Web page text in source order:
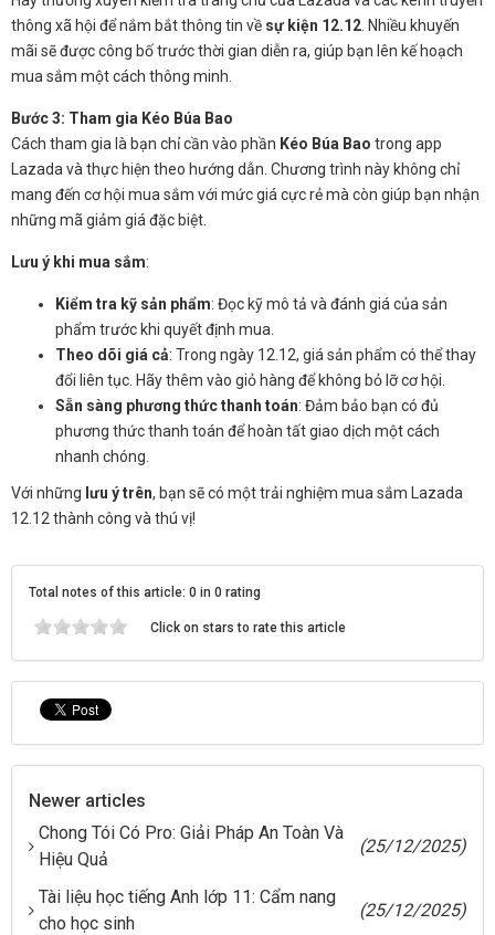
thông xã hội để nắm bắt thông tin về sự kiện 12.12 . Nhiều khuyến
mãi sẽ được công bố trước thời gian diễn ra, giúp bạn lên kế hoạch
mua sắm một cách thông minh.
Bước 3: Tham gia Kéo Búa Bao
Cách tham gia là bạn chỉ cần vào phần Kéo Búa Bao trong app
Lazada và thực hiện theo hướng dẫn. Chương trình này không chỉ
mang đến cơ hội mua sắm với mức giá cực rẻ mà còn giúp bạn nhận
những mã giảm giá đặc biệt.
Lưu ý khi mua sắm:
Kiểm tra kỹ sản phẩm: Đọc kỹ mô tả và đánh giá của sản
phẩm trước khi quyết định mua.
Theo dõi giá cả: Trong ngày 12.12, giá sản phẩm có thể thay
đổi liên tục. Hãy thêm vào giỏ hàng để không bỏ lỡ cơ hội.
Sẵn sàng phương thức thanh toán: Đảm bảo bạn có đủ
phương thức thanh toán để hoàn tất giao dịch một cách
nhanh chóng.
Với những lưu ý trên, bạn sẽ có một trải nghiệm mua sắm Lazada
12.12 thành công và thú vị!
Total notes of this article: 0 in 0 rating
Click on stars to rate this article
Newer articles
Chong Tói Có Pro: Giải Pháp An Toàn Và
Hiệu Quả
(25/12/2025)
Tài liệu học tiếng Anh lớp 11: Cẩm nang
cho học sinh
(25/12/2025)